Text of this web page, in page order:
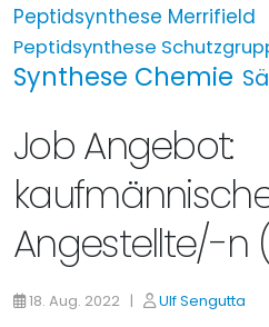
Peptidsynthese Merrifield
Peptidsynthese
Synthese Chemie
Job Angebot:
Angestellte/-n
18. Aug. 2022 | Ulf Sengutta